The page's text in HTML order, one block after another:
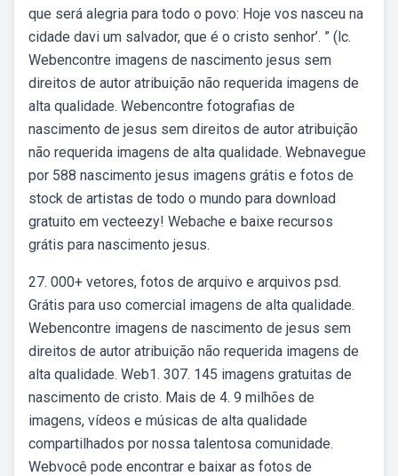
que será alegria para todo o povo: Hoje vos nasceu na
cidade davi um salvador, que é o cristo senhor’. ” (lc.
Webencontre imagens de nascimento jesus sem
direitos de autor atribuição não requerida imagens de
alta qualidade. Webencontre fotografias de
nascimento de jesus sem direitos de autor atribuição
não requerida imagens de alta qualidade. Webnavegue
por 588 nascimento jesus imagens grátis e fotos de
stock de artistas de todo o mundo para download
gratuito em vecteezy! Webache e baixe recursos
grátis para nascimento jesus.
27. 000+ vetores, fotos de arquivo e arquivos psd.
Grátis para uso comercial imagens de alta qualidade.
Webencontre imagens de nascimento de jesus sem
direitos de autor atribuição não requerida imagens de
alta qualidade. Web1. 307. 145 imagens gratuitas de
nascimento de cristo. Mais de 4. 9 milhões de
imagens, vídeos e músicas de alta qualidade
compartilhados por nossa talentosa comunidade.
Webvocê pode encontrar e baixar as fotos de